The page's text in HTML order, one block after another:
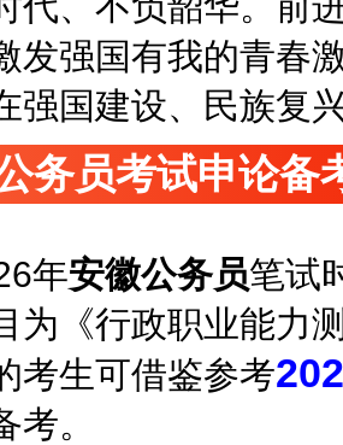
发强国有我的青春
强国建设、民族复
务员考试申论备
年安徽公务员笔试
为《行政职业能力
考生可借鉴参考
考。